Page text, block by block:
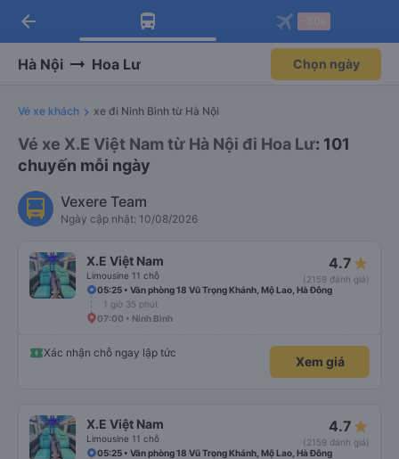
Tải app Vexere ngay!
Nhận ưu đãi thành viên độc
Mở app
Tải app Vexere
-30k/ghế khi đặt vé máy bay qua
Mở app
arrow_back
Hà Nội Hoa Lư Chọn ngày
Vé xe khách xe đi Ninh Bình từ Hà Nội
Vé xe X.E Việt Nam từ Hà Nội đi Hoa Lư: 101
chuyến mỗi ngày
Vexere Team
Ngày cập nhật: 10/08/2026
X.E Việt Nam
Limousine 11 chỗ
4.7
(2159 đánh giá)
05:25 • Văn phòng 18 Vũ Trọng Khánh, Mộ Lao, Hà Đông
1 giờ 35 phút
07:00 • Ninh Bình
Xác nhận chỗ ngay lập tức
Xem giá
X.E Việt Nam
Limousine 11 chỗ
4.7
(2159 đánh giá)
05:25 • Văn phòng 18 Vũ Trọng Khánh, Mộ Lao, Hà Đông